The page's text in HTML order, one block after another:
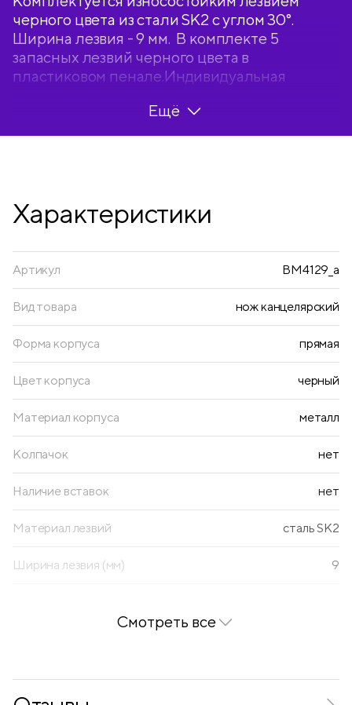
черного цвета из стали SK2 с углом 30°.
Ширина лезвия - 9 мм. В комплекте 5
запасных лезвий черного цвета в
пластиковом пенале.Индивидуальная
Ещё
Характеристики
Артикул BM4129_a
Вид товара нож канцелярский
Форма корпуса прямая
Цвет корпуса черный
Материал корпуса металл
Колпачок нет
Наличие вставок нет
Материал лезвий сталь SK2
Ширина лезвия (мм) 9
Наличие металлических направляющих есть
Смотреть все